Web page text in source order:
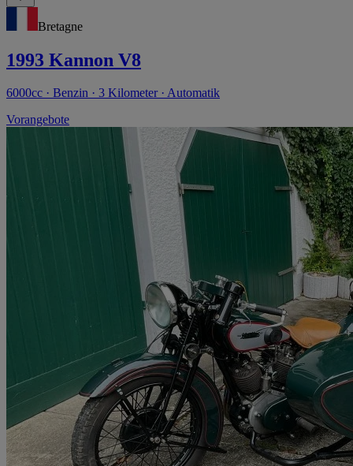
Bretagne
1993 Kannon V8
6000cc · Benzin · 3 Kilometer · Automatik
Vorangebote